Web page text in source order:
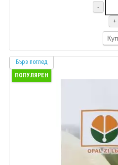
-
+
Бърз поглед
ПОПУЛЯРЕН